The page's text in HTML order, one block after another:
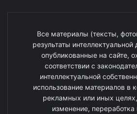
Все материалы (тексты,
результаты интеллектуальной
опубликованные на сайте,
соответствии с
интеллектуальной
использование материалов в
рекламных или иных
изменение, переработка